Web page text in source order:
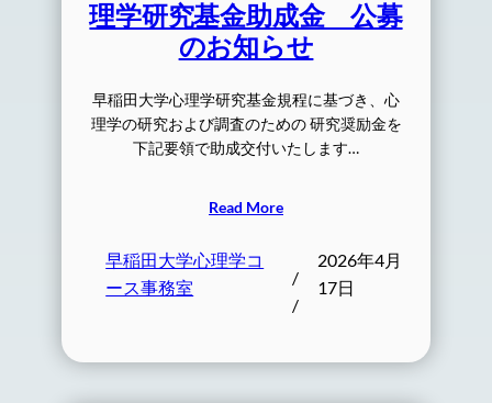
理学研究基金助成金 公募
のお知らせ
早稲田大学心理学研究基金規程に基づき、心
理学の研究および調査のための 研究奨励金を
下記要領で助成交付いたします…
Read More
早稲田大学心理学コ
ース事務室
/
/
2026年4月
17日